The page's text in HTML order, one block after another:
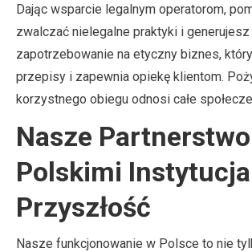
Dając wsparcie legalnym operatorom,
zwalczać nielegalne praktyki i generujesz
zapotrzebowanie na etyczny biznes,
przepisy i zapewnia opiekę klientom.
korzystnego obiegu odnosi całe
Nasze
Polskimi
Przyszłość
Nasze funkcjonowanie w Polsce to nie